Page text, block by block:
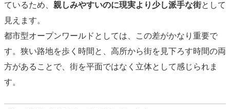
ているため、 親しみやすいのに現実より少し派手な街として
見えます。
都市型オープンワールドとしては、この差がかなり重要で
す。狭い路地を歩く時間と、高所から街を見下ろす時間の両
方があることで、街を平面ではなく立体として感じられま
す。